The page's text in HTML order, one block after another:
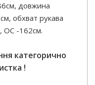
довжина
обхват рукава
-162см.
категорично
!